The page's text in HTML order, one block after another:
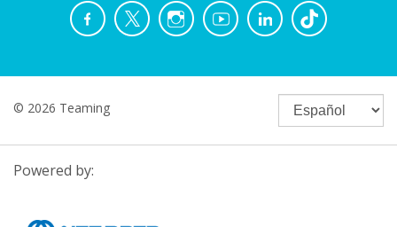
© 2026 Teaming
Powered by: